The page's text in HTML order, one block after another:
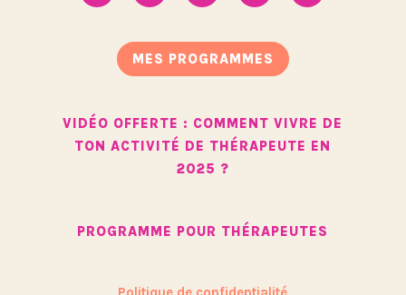
MES PROGRAMMES
VIDÉO OFFERTE : COMMENT VIVRE DE
TON ACTIVITÉ DE THÉRAPEUTE EN
2025 ?
PROGRAMME POUR THÉRAPEUTES